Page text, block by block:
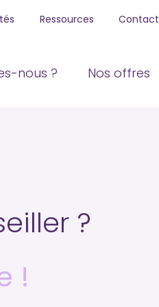
Ressources Contact
nous ? Nos offres
?
!